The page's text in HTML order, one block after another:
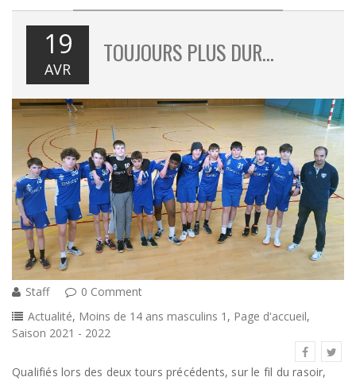
19
AVR
TOUJOURS PLUS DUR…
Staff
0 Comment
Actualité, Moins de 14 ans masculins 1 , Page d'accueil,
Saison 2021 - 2022
Qualifiés lors des deux tours précédents, sur le fil du rasoir,